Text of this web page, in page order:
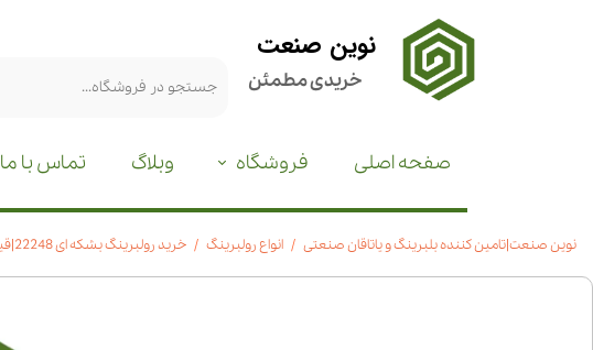
نوین صنعت
خریدی مطمئن
صفحه اصلی فروشگاه وبلاگ تماس با ما
نوین صنعت|تامین کننده بلبرینگ و یاتاقان صنعتی انواع رولبرینگ خرید رولبرینگ بشکه ای 22248|قیمت|مشخصات فنی